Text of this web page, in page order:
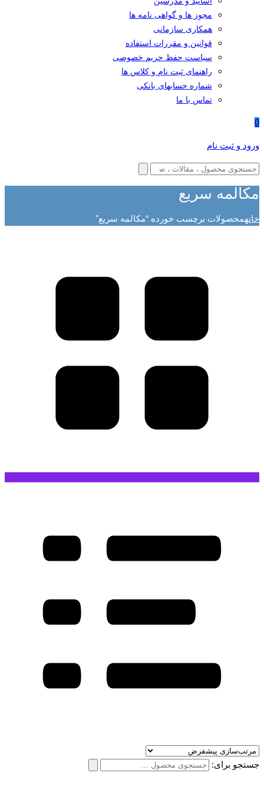
مجوز ها و گواهی نامه ها
همکاری سازمانی
قوانین و مقررات استفاده
سیاست حفظ حریم خصوصی
راهنمای ثبت نام و کلاس ها
شماره حسابهای بانکی
تماس با ما
0
ورود و ثبت نام
مکالمه سریع
خانهمحصولات برچسب خورده “مکالمه سریع”
جستجو برای: